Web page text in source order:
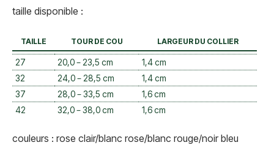
taille disponible :
TAILLE TOUR DE COU LARGEUR DU COLLIER
27 20,0 – 23,5 cm
1,4 cm
32
24,0 – 28,5 cm
1,4 cm
37
28,0 – 33,5 cm
1,6 cm
42
32,0 – 38,0 cm 1,6 cm
couleurs : rose clair/blanc rose/blanc rouge/noir bleu